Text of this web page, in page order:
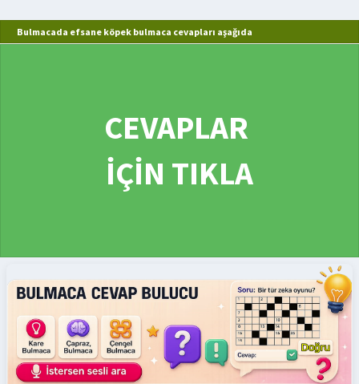
Bulmacada efsane köpek bulmaca cevapları aşağıda
CEVAPLAR
İÇİN TIKLA